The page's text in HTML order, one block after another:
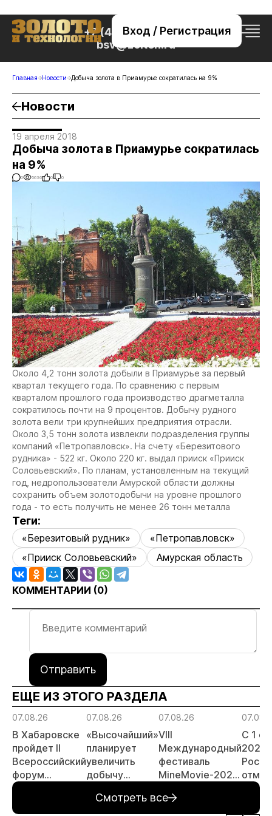
Вход / Регистрация
+7 (495) 221-76-32
bsv@zolteh.ru
Главная Новости Добыча золота в Приамурье сократилась на 9%
Новости
19 апреля 2018
Добыча золота в Приамурье сократилась
на 9%
0 5636 0 0
Около 4,2 тонн золота добыли в Приамурье за первый
квартал текущего года. По сравнению с первым
кварталом прошлого года производство драгметалла
сократилось почти на 9 процентов. Добычу рудного
золота вели три крупнейших предприятия отрасли.
Около 3,5 тонн золота извлекли подразделения группы
компаний «Петропавловск». На счету «Березитового
рудника» - 522 кг. Около 220 кг. выдал прииск «Прииск
Соловьевский». По планам, установленным на текущий
год, недропользователи Амурской области должны
сохранить объем золотодобычи на уровне прошлого
года - то есть получить не менее 26 тонн металла
Теги:
«Березитовый рудник»
«Петропавловск»
«Прииск Соловьевский»
Амурская область
КОММЕНТАРИИ (0)
Отправить
ЕЩЕ ИЗ ЭТОГО РАЗДЕЛА
07.08.26
В Хабаровске
пройдет II
Всероссийский
форум
«Россыпное
07.08.26
«Высочайший»
планирует
увеличить
добычу
тонн в 2026
07.08.26
VIII
Международный
фестиваль
MineMovie-2026
заявок
С 1
2026
Смотреть все